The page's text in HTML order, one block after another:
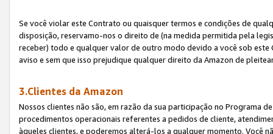
Se você violar este Contrato ou quaisquer termos e condições de
disposição, reservamo-nos o direito de (na medida permitida pela
receber) todo e qualquer valor de outro modo devido a você sob
aviso e sem que isso prejudique qualquer direito da Amazon de
3.Clientes da Amazon
Nossos clientes não são, em razão da sua participação no Programa
procedimentos operacionais referentes a pedidos de cliente,
àqueles clientes, e poderemos alterá-los a qualquer momento. Você